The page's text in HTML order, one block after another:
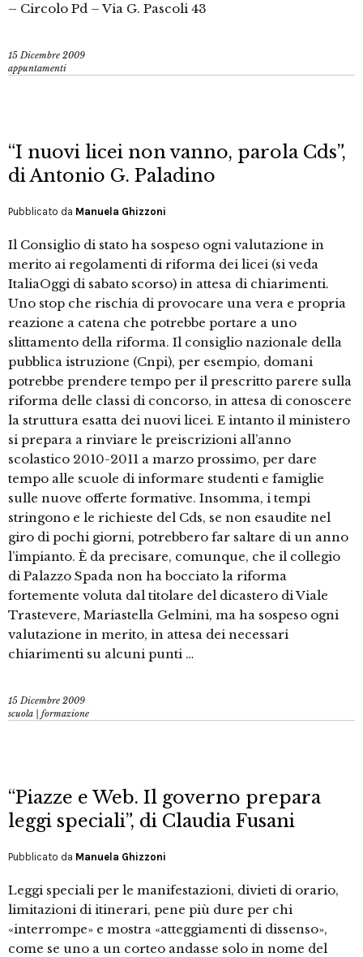
– Circolo Pd – Via G. Pascoli 43
15 Dicembre 2009
appuntamenti
“I nuovi licei non vanno, parola Cds”,
di Antonio G. Paladino
Pubblicato da Manuela Ghizzoni
Il Consiglio di stato ha sospeso ogni valutazione in
merito ai regolamenti di riforma dei licei (si veda
ItaliaOggi di sabato scorso) in attesa di chiarimenti.
Uno stop che rischia di provocare una vera e propria
reazione a catena che potrebbe portare a uno
slittamento della riforma. Il consiglio nazionale della
pubblica istruzione (Cnpi), per esempio, domani
potrebbe prendere tempo per il prescritto parere sulla
riforma delle classi di concorso, in attesa di conoscere
la struttura esatta dei nuovi licei. E intanto il ministero
si prepara a rinviare le preiscrizioni all’anno
scolastico 2010-2011 a marzo prossimo, per dare
tempo alle scuole di informare studenti e famiglie
sulle nuove offerte formative. Insomma, i tempi
stringono e le richieste del Cds, se non esaudite nel
giro di pochi giorni, potrebbero far saltare di un anno
l’impianto. È da precisare, comunque, che il collegio
di Palazzo Spada non ha bocciato la riforma
fortemente voluta dal titolare del dicastero di Viale
Trastevere, Mariastella Gelmini, ma ha sospeso ogni
valutazione in merito, in attesa dei necessari
chiarimenti su alcuni punti …
15 Dicembre 2009
scuola | formazione
“Piazze e Web. Il governo prepara
leggi speciali”, di Claudia Fusani
Pubblicato da Manuela Ghizzoni
Leggi speciali per le manifestazioni, divieti di orario,
limitazioni di itinerari, pene più dure per chi
«interrompe» e mostra «atteggiamenti di dissenso»,
come se uno a un corteo andasse solo in nome del